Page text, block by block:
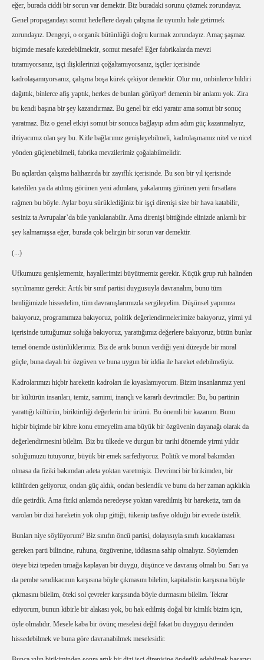
eğer, burada ciddi bir sorun var demektir. Biz buradaki sorunu çözmek zorundayız.
Genel propagandayı somut hedeflere dayalı çalışma ile uyumlu hale getirmek
zorundayız. Dengeyi, o organik bütünlüğü doğru kurmak zorundayız. Amaç şaşmaz
biçimde mesafe katedebilmektir, somut mesafe! Eğer fabrikalarda mevzi
tutamıyorsanız, işçi ilişkilerinizi çoğaltamıyorsanız, işçiler içerisinde
kadrolaşamıyorsanız, çalışma boşa kürek çekiyor demektir. Olur mu, onbinlerce bildiri
dağıttık, binlerce afiş yaptık, herkes de bunları görüyor! demenin bir anlamı yok. Zira
bu kendi başına bir şey kazandırmaz. Bu genel bir etki yaratır ama somut bir sonuç
yaratmaz. Biz o genel etkiyi somut bir sonuca bağlayıp adım adım güç kazanmalıyız,
ihtiyacımız olan şey bu. Kitle bağlarımız genişleyebilmeli, kadrolaşmamız nitel ve nicel
yönden güçlenebilmeli, fabrika mevzilerimiz çoğalabilmelidir.
Bu açılardan çalışma halihazırda bir zayıflık içerisinde. Bu son bir yıl içerisinde
katedilen ya da atılmış görünen yeni adımlara, yakalanmış görünen yeni fırsatlara
rağmen bu böyle. Aylar boyu sürüklediğiniz bir işçi direnişi size bir hava katabilir,
sesiniz ta Avrupalar’da bile yankılanabilir. Ama direnişi bittiğinde elinizde anlamlı bir
şey kalmamışsa eğer, burada çok belirgin bir sorun var demektir.
(...)
Ufkumuzu genişletmemiz, hayallerimizi büyütmemiz gerekir. Küçük grup ruh halinden
sıyrılmamız gerekir. Artık bir sınıf partisi duygusuyla davranalım, bunu tüm
benliğimizde hissedelim, tüm davranışlarımızda sergileyelim. Düşünsel yapımıza
bakıyoruz, programımıza bakıyoruz, politik değerlendirmelerimize bakıyoruz, yirmi yıl
içerisinde tuttuğumuz soluğa bakıyoruz, yarattığımız değerlere bakıyoruz, bütün bunlar
temel önemde üstünlüklerimiz. Biz de artık bunun verdiği yeni düzeyde bir moral
güçle, buna dayalı bir özgüven ve buna uygun bir iddia ile hareket edebilmeliyiz.
Kadrolarımızı hiçbir hareketin kadroları ile kıyaslamıyorum. Bizim insanlarımız yeni
bir kültürün insanları, temiz, samimi, inançlı ve kararlı devrimciler. Bu, bu partinin
yarattığı kültürün, biriktirdiği değerlerin bir ürünü. Bu önemli bir kazanım. Bunu
hiçbir biçimde bir kibre konu etmeyelim ama büyük bir özgüvenin dayanağı olarak da
değerlendirmesini bilelim. Biz bu ülkede ve durgun bir tarihi dönemde yirmi yıldır
soluğumuzu tutuyoruz, büyük bir emek sarfediyoruz. Politik ve moral bakımdan
olmasa da fiziki bakımdan adeta yoktan varetmişiz. Devrimci bir birikimden, bir
kültürden geliyoruz, ondan güç aldık, ondan beslendik ve bunu da her zaman açıklıkla
dile getirdik. Ama fiziki anlamda neredeyse yoktan varedilmiş bir hareketiz, tam da
varolan bir dizi hareketin yok olup gittiği, tükenip tasfiye olduğu bir evrede üstelik.
Bunları niye söylüyorum? Biz sınıfın öncü partisi, dolayısıyla sınıfı kucaklaması
gereken parti bilincine, ruhuna, özgüvenine, iddiasına sahip olmalıyız. Söylemden
öteye bizi tepeden tırnağa kaplayan bir duygu, düşünce ve davranış olmalı bu. Sarı ya
da pembe sendikacının karşısına böyle çıkmasını bilelim, kapitalistin karşısına böyle
çıkmasını bilelim, öteki sol çevreler karşısında böyle durmasını bilelim. Tekrar
ediyorum, bunun kibirle bir alakası yok, bu hak edilmiş doğal bir kimlik bizim için,
öyle olmalıdır. Mesele kaba bir övünç meselesi değil fakat bu duyguyu derinden
hissedebilmek ve buna göre davranabilmek meselesidir.